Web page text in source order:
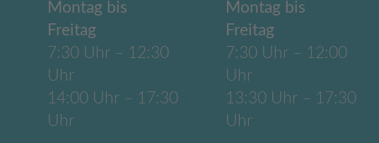
Montag bis
Freitag
7:30 Uhr – 12:30
Uhr
14:00 Uhr – 17:30
Uhr
Montag bis
Freitag
7:30 Uhr – 12:00
Uhr
13:30 Uhr – 17:30
Uhr